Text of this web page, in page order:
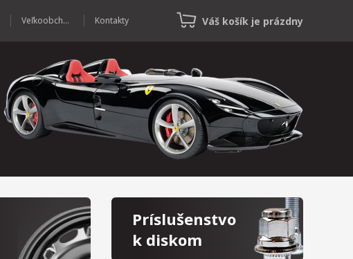
Veľkoobchod Kontakty Váš košík je prázdny
Príslušenstvo
k diskom